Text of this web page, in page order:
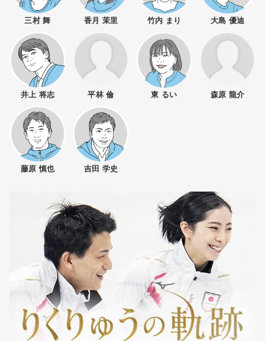
三村 舞 香月 茉里 竹内 まり 大島 優迪
井上 将志 平林 倫 東 るい 森原 龍介
藤原 慎也 吉田 学史